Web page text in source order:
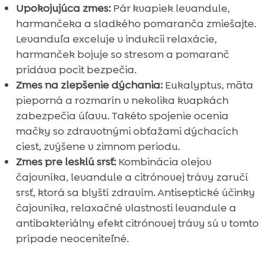
Upokojujúca zmes:Pár kvapiek levandule,
harmančeka a sladkého pomaranča zmiešajte.
Levanduľa exceluje v indukcii relaxácie,
harmanček bojuje so stresom a pomaranč
pridáva pocit bezpečia.
Zmes na zlepšenie dýchania:Eukalyptus, mäta
pieporná a rozmarín v nekolika kvapkách
zabezpečia úľavu. Takéto spojenie ocenia
mačky so zdravotnými obťažami dýchacích
ciest, zvýšene v zimnom periodu.
Zmes pre lesklú srsť:Kombinácia olejov
čajovníka, levandule a citrónovej trávy zaručí
srsť, ktorá sa blyští zdravím. Antiseptické účinky
čajovníka, relaxačné vlastnosti levandule a
antibakteriálny efekt citrónovej trávy sú v tomto
prípade neoceniteľné.